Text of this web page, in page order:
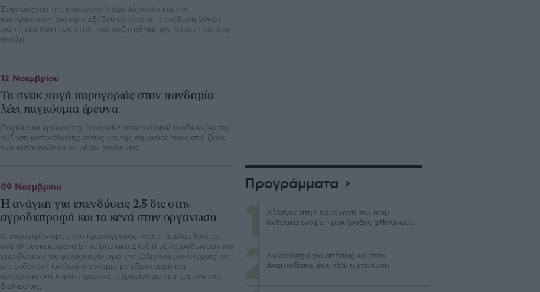
Στην αύξηση της ενίσχυσης Νέων Αγροτών και την
ενεργοποίηση του πριμ εξόδου προτρέπει η ανάλυση SWOT
για τη νέα ΚΑΠ του ΓΠΑ, που συζητήθηκε την Πέμπτη και στη
Βουλή.
Τα σνακ πηγή παρηγοριάς στην πανδημία
λέει παγκόσμια έρευνα
12 Νοεμβρίου
Παγκόσμια έρευνα της Mondelēz International αναδεικνύει την
αύξηση κατανάλωσης σνακς και της σημασίας τους στις ζωές
των καταναλωτών εν μέσω πανδημίας.
H ανάγκη για επενδύσεις 2,5 δις στην
αγροδιατροφή και τα κενά στην οργάνωση
09 Νοεμβρίου
Ο εκσυγχρονισμός του πρωτογενούς τομέα περιλαμβάνεται
στα 10 συγκεκριμένα Επιχειρησιακά Σχέδια μεταρρυθμίσεων και
επενδύσεων για μετασχηματισμό της ελληνικής οικονομίας, σε
μία ενδογενή κυκλική οικονομία με εξωστρεφή και
ανταγωνιστικά χαρακτηριστικά, σύμφωνα με νέα έρευνα του
διαΝΕΟσις.
Προγράμματα
Αλλαγές στην εφαρμογή του πριμ
άνθρακα ενόψει προκήρυξης φθινόπωρο
Δυνατότητα για αιτήσεις και στον
Αναπτυξιακό, έως 75% η ενίσχυση